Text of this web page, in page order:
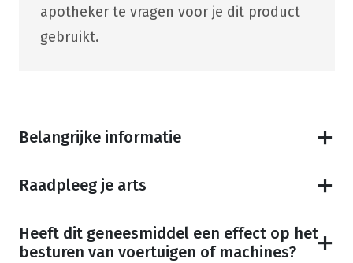
apotheker te vragen voor je dit product
gebruikt.
Belangrijke informatie
Raadpleeg je arts
Heeft dit geneesmiddel een effect op het
besturen van voertuigen of machines?